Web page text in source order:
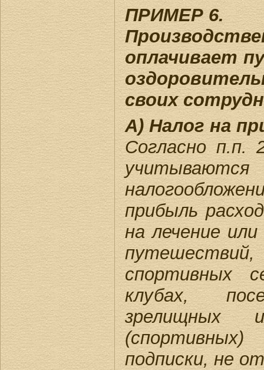
ПРИМЕР 6.
оплачивает
своих
А) Налог на
Согласно
прибыль
на лечение
спортивных
клубах,
зрелищных
подписки, не